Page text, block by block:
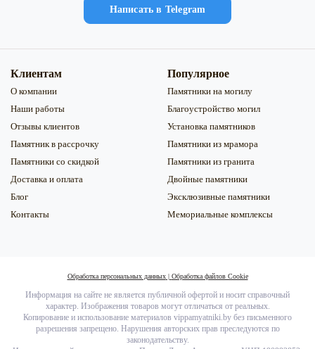
Напиcать в Telegram
Клиентам
О компании
Наши работы
Отзывы клиентов
Памятник в рассрочку
Памятники со скидкой
Доставка и оплата
Блог
Контакты
Популярное
Памятники на могилу
Благоустройство могил
Установка памятников
Памятники из мрамора
Памятники из гранита
Двойные памятники
Эксклюзивные памятники
Мемориальные комплексы
Обработка персональных данных| Обработка файлов Сookie
Информация на сайте не является публичной офертой и носит справочный
характер. Изображения товаров могут отличаться от реальных.
Копирование и использование материалов vippamyatniki.by без письменного
разрешения запрещено. Нарушения авторских прав преследуются по
законодательству.